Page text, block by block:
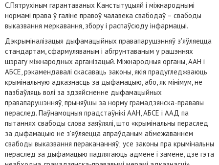
С.Пятрухіным гарантаваных Канстытуцыяй і міжнароднымі
нормамі права ў галіне правоў чалавека свабодаў – свабоды
выказвання меркавання, збору і распаўсюду інфармацыі.
Дэкрыміналізацыя дыфамацыйных правапарушэнняў з'яўляецца
стандартам, сфармуляваным і абгрунтаваным у рашэннях
шэрагу міжнародных арганізацый. Міжнародныя органы, ААН і
АБСЕ, рэкамендавалі скасаваць законы, якія прадугледжваюць
крымінальную адказнасць за дыфамацыю, або, як мінімум, не
пазбаўляць волі за здзяйсненне дыфамацыйных
правапарушэнняў, прыняўшы за норму грамадзянска-прававы
пераслед. Паўнамоцныя прадстаўнікі ААН, АБСЕ і ААД па
пытаннях свабоды слова заяўлялі, што «крымінальны пераслед
за дыфамацыю не з'яўляецца апраўданым абмежаваннем
свабоды выказвання перакананняў; усе законы пра крымінальны
пераслед за дыфамацыю падлягаюць адмене і замене, дзе гэта